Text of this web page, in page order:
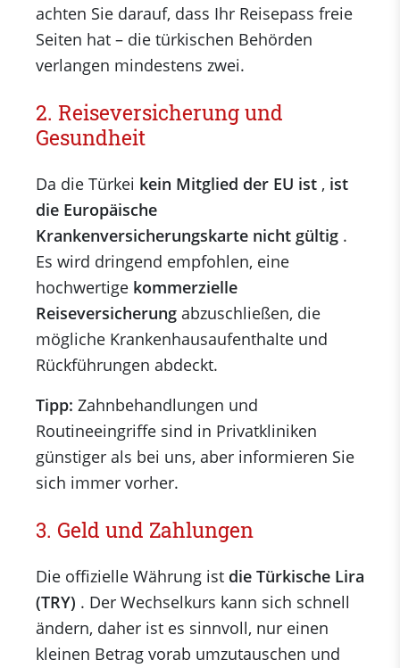
achten Sie darauf, dass Ihr Reisepass freie
Seiten hat – die türkischen Behörden
verlangen mindestens zwei.
2. Reiseversicherung und
Gesundheit
Da die Türkei kein Mitglied der EU ist , ist
die Europäische
Krankenversicherungskarte nicht gültig .
Es wird dringend empfohlen, eine
hochwertige kommerzielle
Reiseversicherung abzuschließen, die
mögliche Krankenhausaufenthalte und
Rückführungen abdeckt.
Tipp: Zahnbehandlungen und
Routineeingriffe sind in Privatkliniken
günstiger als bei uns, aber informieren Sie
sich immer vorher.
3. Geld und Zahlungen
Die offizielle Währung ist die Türkische Lira
(TRY) . Der Wechselkurs kann sich schnell
ändern, daher ist es sinnvoll, nur einen
kleinen Betrag vorab umzutauschen und